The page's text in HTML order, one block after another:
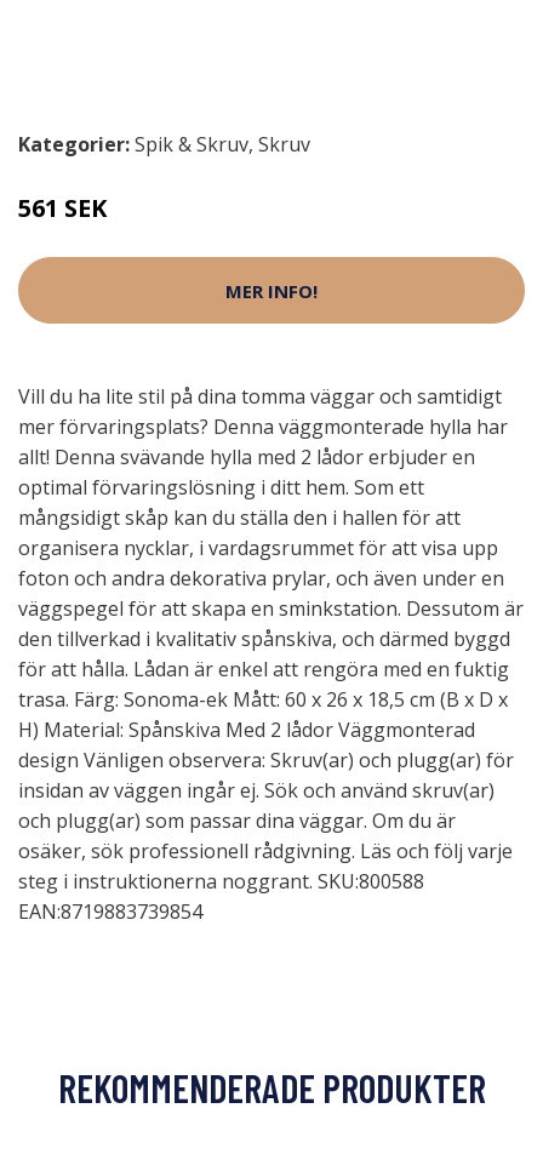
Kategorier:Spik & Skruv, Skruv
561 SEK
MER INFO!
Vill du ha lite stil på dina tomma väggar och samtidigt
mer förvaringsplats? Denna väggmonterade hylla har
allt! Denna svävande hylla med 2 lådor erbjuder en
optimal förvaringslösning i ditt hem. Som ett
mångsidigt skåp kan du ställa den i hallen för att
organisera nycklar, i vardagsrummet för att visa upp
foton och andra dekorativa prylar, och även under en
väggspegel för att skapa en sminkstation. Dessutom är
den tillverkad i kvalitativ spånskiva, och därmed byggd
för att hålla. Lådan är enkel att rengöra med en fuktig
trasa. Färg: Sonoma-ek Mått: 60 x 26 x 18,5 cm (B x D x
H) Material: Spånskiva Med 2 lådor Väggmonterad
design Vänligen observera: Skruv(ar) och plugg(ar) för
insidan av väggen ingår ej. Sök och använd skruv(ar)
och plugg(ar) som passar dina väggar. Om du är
osäker, sök professionell rådgivning. Läs och följ varje
steg i instruktionerna noggrant. SKU:800588
EAN:8719883739854
REKOMMENDERADE PRODUKTER